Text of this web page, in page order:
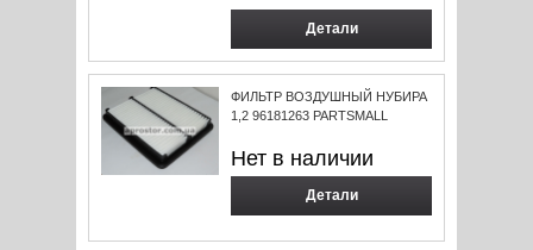
Детали
ФИЛЬТР ВОЗДУШНЫЙ НУБИРА
1,2 96181263 PARTSMALL
Нет в наличии
Детали